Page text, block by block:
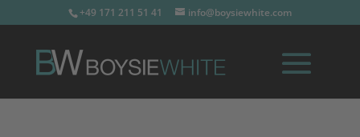
+49 171 211 51 41 info@boysiewhite.com